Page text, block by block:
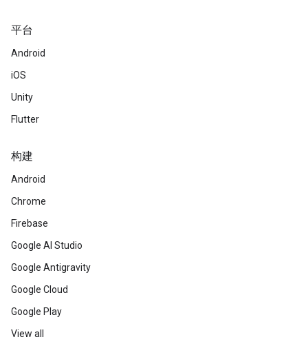
平台
Android
iOS
Unity
Flutter
构建
Android
Chrome
Firebase
Google AI Studio
Google Antigravity
Google Cloud
Google Play
View all